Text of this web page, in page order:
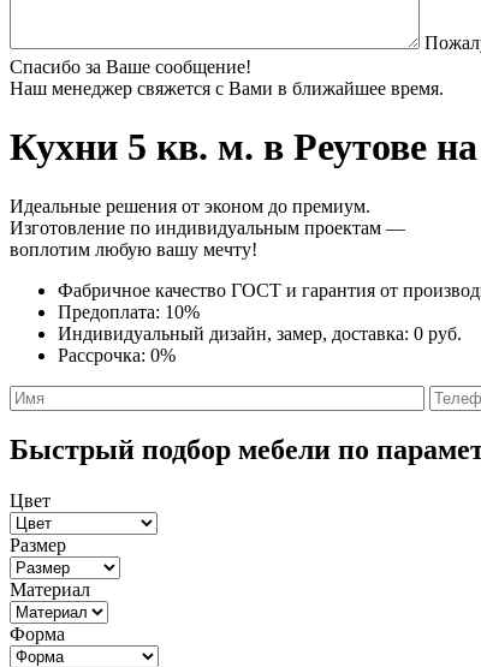
Спасибо за Ваше сообщение!
Наш менеджер свяжется с Вами в ближайшее время.
Кухни 5 кв. м. в Реутове
Идеальные решения от эконом до премиум.
Изготовление по индивидуальным проектам —
воплотим любую вашу мечту!
Фабричное качество ГОСТ и гарантия от
Предоплата: 10%
Индивидуальный дизайн, замер, доставка: 0 руб.
Рассрочка: 0%
Быстрый подбор мебели по
Цвет
Размер
Материал
Форма